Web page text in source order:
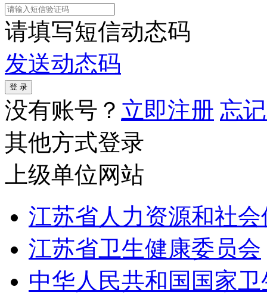
请填写短信动态码
发送动态码
没有账号？ 立即注册 忘
其他方式登录
上级单位网站
江苏省人力资源和社
江苏省卫生健康委员会
中华人民共和国国家